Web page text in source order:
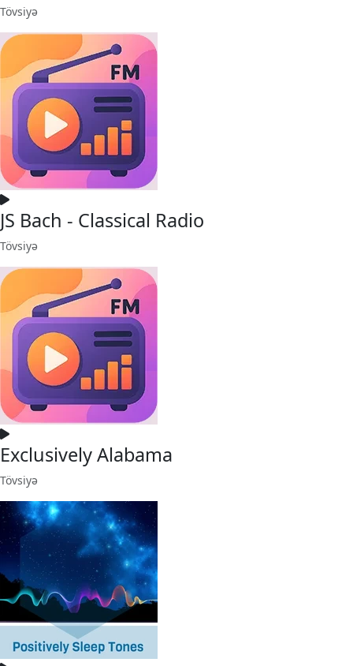
Tövsiyə
JS Bach - Classical Radio
Tövsiyə
Exclusively Alabama
Tövsiyə